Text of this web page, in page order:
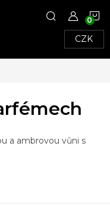
CZK
a ambrovou vůni s